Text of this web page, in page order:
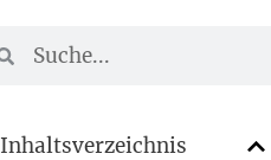
Inhaltsverzeichnis